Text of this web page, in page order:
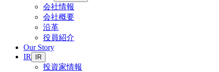
会社情報
会社概要
沿革
役員紹介
Our Story
IR
IR
投資家情報